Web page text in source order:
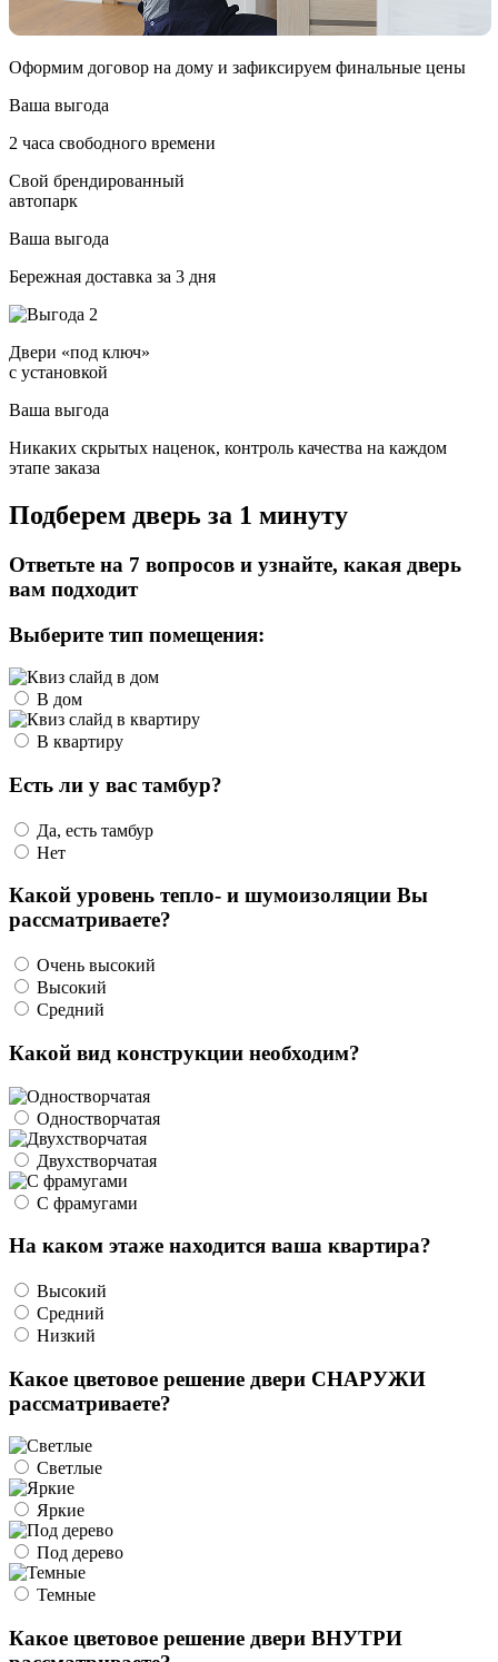
Оформим договор на дому и зафиксируем финальные цены
Ваша выгода
2 часа свободного времени
Свой брендированный
автопарк
Ваша выгода
Бережная доставка за 3 дня
Двери «под ключ»
с установкой
Ваша выгода
Никаких скрытых наценок, контроль качества на каждом
этапе заказа
Подберем дверь за 1 минуту
Ответьте на 7 вопросов и узнайте, какая дверь
вам подходит
Выберите тип помещения:
В дом
В квартиру
Есть ли у вас тамбур?
Да, есть тамбур
Нет
Какой уровень тепло- и шумоизоляции Вы
рассматриваете?
Очень высокий
Высокий
Средний
Какой вид конструкции необходим?
Одностворчатая
Двухстворчатая
С фрамугами
На каком этаже находится ваша квартира?
Высокий
Средний
Низкий
Какое цветовое решение двери СНАРУЖИ
рассматриваете?
Светлые
Яркие
Под дерево
Темные
Какое цветовое решение двери ВНУТРИ